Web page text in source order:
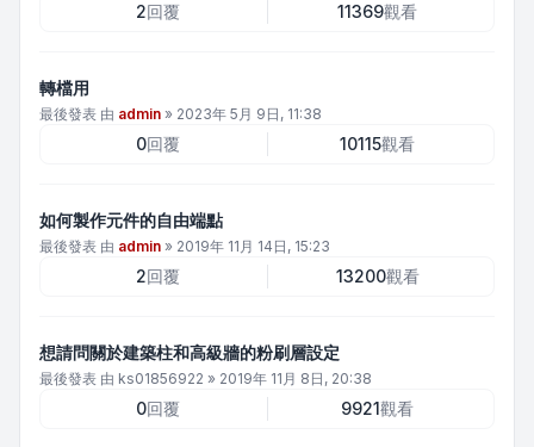
2回覆 11369觀看
轉檔用
最後發表 由 admin » 2023年 5月 9日, 11:38
0回覆 10115觀看
如何製作元件的自由端點
最後發表 由 admin » 2019年 11月 14日, 15:23
2回覆 13200觀看
想請問關於建築柱和高級牆的粉刷層設定
最後發表 由 ks01856922 » 2019年 11月 8日, 20:38
0回覆 9921觀看